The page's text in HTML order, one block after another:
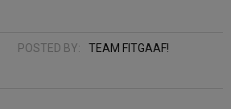
POSTED BY:
TEAM FITGAAF!